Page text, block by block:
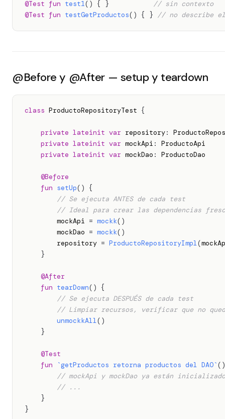
@Test fun test1( ) { }
// sin contexto
@Test fun testGetProductos( ) { } // no describe
@Before y @After — setup y teardown
class ProductoRepositoryTest {
private lateinit var repository:
private lateinit var mockApi :
ProductoApi
private lateinit var mockDao : ProductoDao
@Before
fun setUp( )
{
// Se ejecuta ANTES de cada test
// Ideal para crear las dependencias
        mockApi
= mockk( )
        mockDao
= mockk( )
        repository
= ProductoRepositoryImpl(
}
@After
fun tearDown( )
{
// Se ejecuta DESPUÉS de cada test
// Limpiar recursos, verificar que no
unmockkAll( )
}
@Test
fun
`getProductos retorna productos del DAO`( )
// mockApi y mockDao ya están
// ...
}
}